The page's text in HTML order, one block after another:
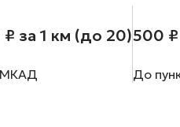
₽ за 1 км (до 20)
МКАД
500 ₽
До